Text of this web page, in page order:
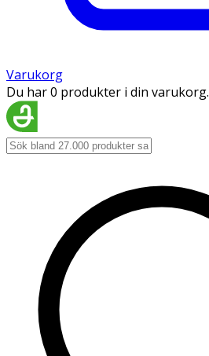
Varukorg
Du har 0 produkter i din varukorg.